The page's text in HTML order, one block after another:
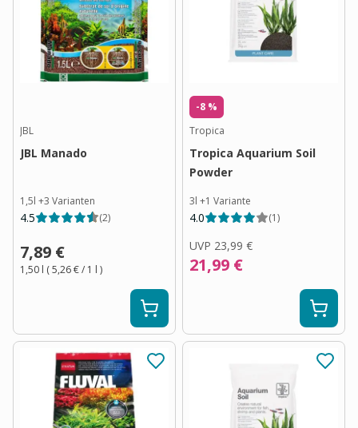
JBL
JBL Manado
1,5l +3 Varianten
4.5 (2)
7,89 €
1,50 l (5,26 €/ 1 l )
-8 %
Tropica
Tropica Aquarium Soil
Powder
3l +1 Variante
4.0 (1)
UVP 23,99 €
21,99 €